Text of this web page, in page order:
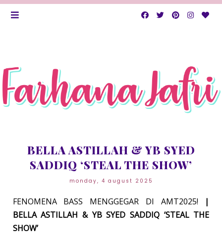
BELLA ASTILLAH & YB SYED
SADDIQ ‘STEAL THE SHOW’
monday, 4 august 2025
FENOMENA BASS MENGGEGAR DI AMT2025!
|
BELLA ASTILLAH & YB SYED SADDIQ ‘STEAL THE
SHOW’